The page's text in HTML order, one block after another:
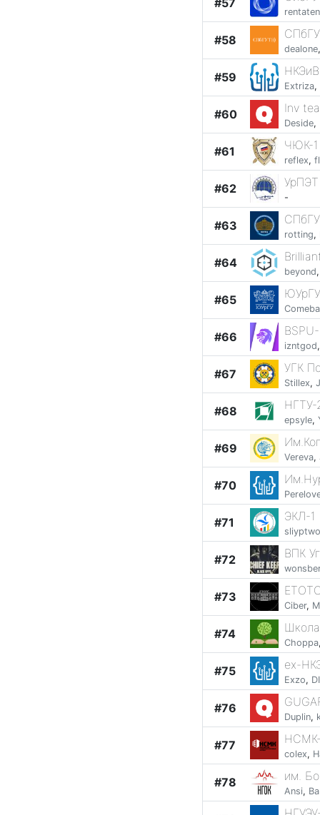
rentaten
#58
dealone
#59
Extriza,
#60 Inv
Deside,
#61 ЧЮК-1
reflex,
#62
-
#63
rotting,
#64
beyond
#65
#66
izntgod
#67 УГК
Stillex,
#68 НГТУ-
epsyle,
#69
Vereva,
#70
#71 ЭКЛ-1
sliyptwo
#72 ВПК
#73
Ciber,
#74
Choppa
#75 ex-
Exzo,
#76
Duplin,
#77
colex,
#78 им.
Ansi,